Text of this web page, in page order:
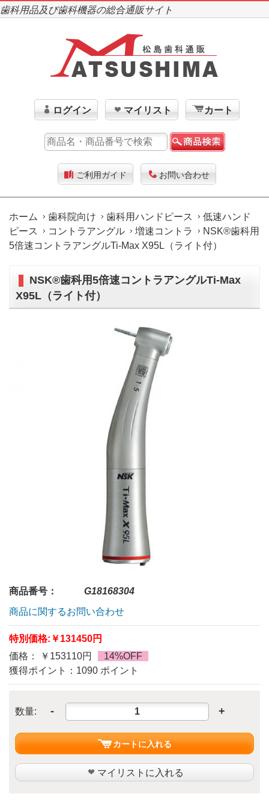
歯科用品及び歯科機器の総合通販サイト
ログイン マイリスト カート
ご利用ガイド お問い合わせ
ホーム 歯科院向け 歯科用ハンドピース
低速ハンド
ピース
コントラアングル 増速コントラ
NSK®歯科用
5倍速コントラアングルTi-Max X95L（ライト付）
NSK®歯科用5倍速コントラアングルTi-Max
X95L（ライト付）
商品番号：
G18168304
商品に関するお問い合わせ
特別価格: ￥131450円
価格： ￥153110円
14%OFF
獲得ポイント：1090 ポイント
数量: - +
カートに入れる
マイリストに入れる